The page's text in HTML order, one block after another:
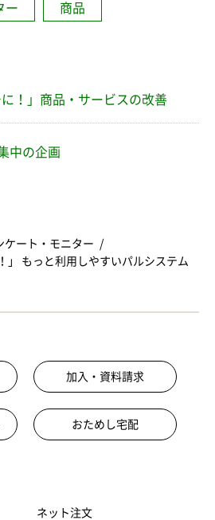
ー 商品
に！」商品・サービスの改善
中の企画
ケート・モニター
」 もっと利用しやすいパルシステム
加入・資料請求
おためし宅配
ネット注文